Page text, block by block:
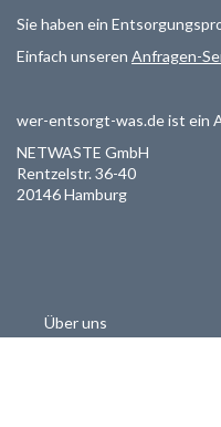
Sie haben ein
Einfach unseren Anfragen-
wer-entsorgt-was.de ist ein
NETWASTE GmbH
Rentzelstr. 36-40
20146 Hamburg
Über uns